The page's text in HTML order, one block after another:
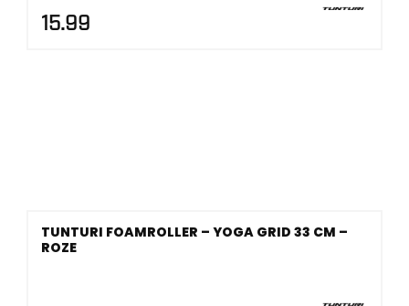
15.99
TUNTURI FOAMROLLER – YOGA GRID 33 CM –
ROZE